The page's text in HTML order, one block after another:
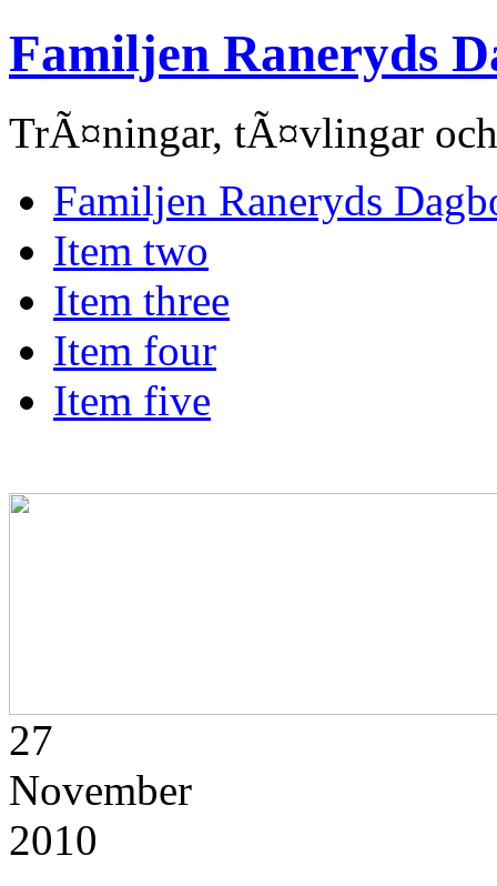
Familjen Raneryds
TrÃ¤ningar, tÃ¤vlingar
Familjen Raneryds
Item two
Item three
Item four
Item five
27
November
2010